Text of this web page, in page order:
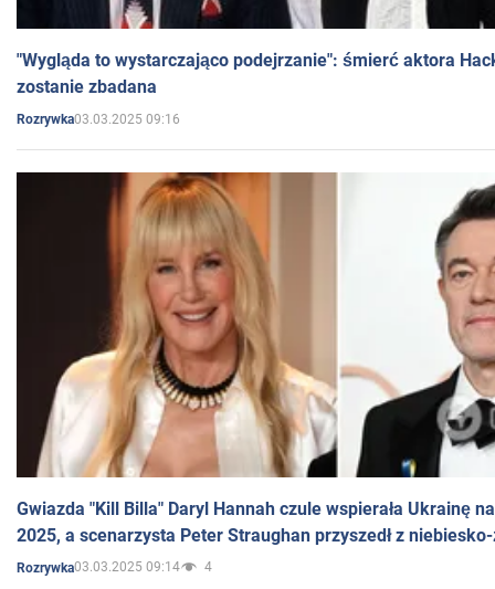
"Wygląda to wystarczająco podejrzanie": śmierć aktora
zostanie zbadana
Rozrywka03.03.2025 09:16
Gwiazda "Kill Billa" Daryl Hannah czule wspierała Ukrainę
2025, a scenarzysta Peter Straughan przyszedł z
Rozrywka03.03.2025 09:14 4